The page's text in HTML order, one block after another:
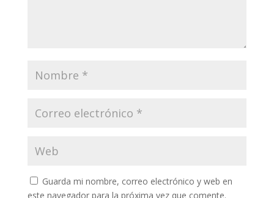
Guarda mi nombre, correo electrónico y web en
este navegador para la próxima vez que comente.